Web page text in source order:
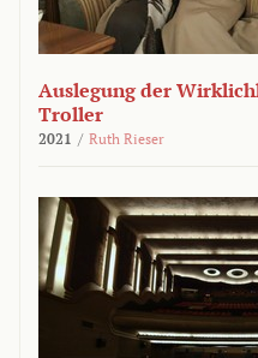
Auslegung der
Troller
2021 / Ruth Rieser